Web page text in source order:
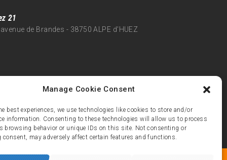
Manage Cookie Consent
best experiences, we use technologies like cookies to store and/or
information. Consenting to these technologies will allow us to process
browsing behavior or unique IDs on this site. Not consenting or
may adversely affect certain features and functions.
21
de Brandes - 38750 ALPE d'HUEZ